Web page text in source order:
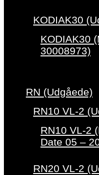
KODIAK30
KODIAK30
30008973)
RN (Udgåede)
RN10 VL-2
RN10 VL-2
Date 05 –
RN20 VL-2